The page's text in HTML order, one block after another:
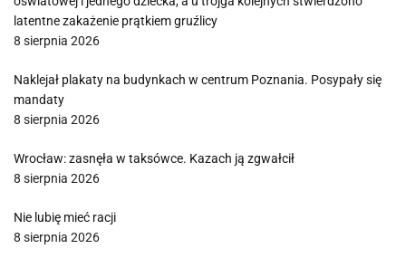
latentne zakażenie prątkiem gruźlicy
8 sierpnia 2026
Naklejał plakaty na budynkach w centrum Poznania. Posypały się
mandaty
8 sierpnia 2026
Wrocław: zasnęła w taksówce. Kazach ją zgwałcił
8 sierpnia 2026
Nie lubię mieć racji
8 sierpnia 2026